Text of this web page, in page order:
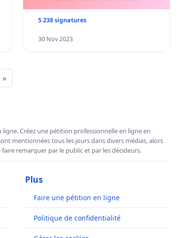
5 238 signatures
30 Nov 2023
»
Créez une pétition professionnelle en ligne en
mentionnées tous les jours dans divers médias, alors
remarquer par le public et par les décideurs.
Plus
Faire une pétition en ligne
Politique de confidentialité